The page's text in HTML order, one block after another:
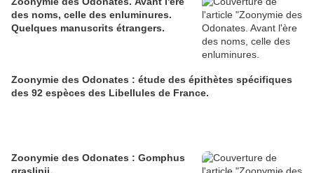
des noms, celle des enluminures.
Quelques manuscrits étrangers.
Zoonymie des Odonates : étude des épithètes spécifiques
des 92 espèces des Libellules de France.
Zoonymie des Odonates : Gomphus
graslinii.